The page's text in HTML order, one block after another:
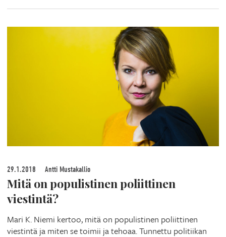
29.1.2018 Antti Mustakallio
Mitä on populistinen poliittinen
viestintä?
Mari K. Niemi kertoo, mitä on populistinen poliittinen
viestintä ja miten se toimii ja tehoaa. Tunnettu politiikan